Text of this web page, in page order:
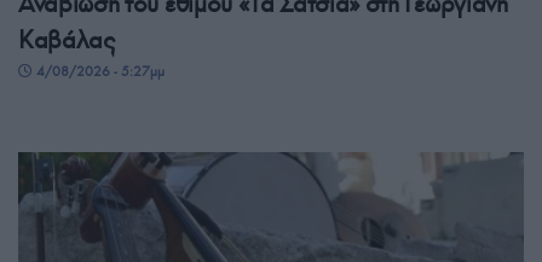
Καβάλας
4/08/2026 - 5:27μμ